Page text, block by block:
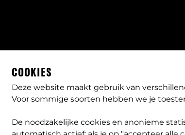
COOKIES
Deze website maakt gebruik van
Voor sommige soorten hebben we je
De noodzakelijke cookies en anonieme